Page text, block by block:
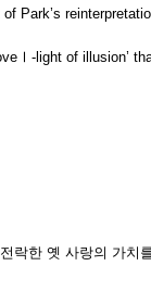
Park’s
light of illusion’
락한 옛 사랑의 가치